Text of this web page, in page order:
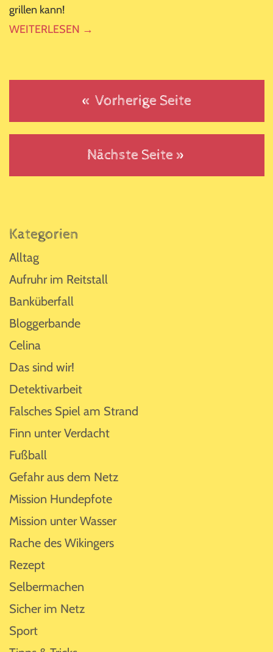
grillen kann!
WEITERLESEN →
« Vorherige Seite
Nächste Seite »
Seitenspalte
Kategorien
Alltag
Aufruhr im Reitstall
Banküberfall
Bloggerbande
Celina
Das sind wir!
Detektivarbeit
Falsches Spiel am Strand
Finn unter Verdacht
Fußball
Gefahr aus dem Netz
Mission Hundepfote
Mission unter Wasser
Rache des Wikingers
Rezept
Selbermachen
Sicher im Netz
Sport